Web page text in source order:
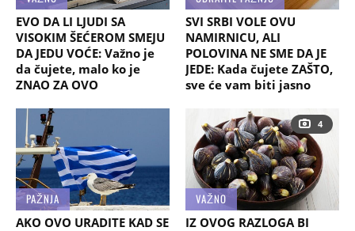
EVO DA LI LJUDI SA
VISOKIM ŠEĆEROM SMEJU
DA JEDU VOĆE: Važno je
da čujete, malo ko je
ZNAO ZA OVO
SVI SRBI VOLE OVU
NAMIRNICU, ALI
POLOVINA NE SME DA JE
JEDE: Kada čujete ZAŠTO,
sve će vam biti jasno
PAŽNJA
AKO OVO URADITE KAD SE
4
VAŽNO
IZ OVOG RAZLOGA BI